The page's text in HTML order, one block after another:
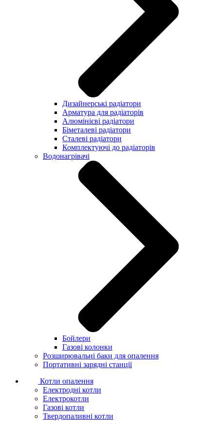
Дизайнерські радіатори
Арматура для радіаторів
Алюмінієві радіатори
Біметалеві радіатори
Сталеві радіатори
Комплектуючі до радіаторів
Водонагрівачі
Бойлери
Газові колонки
Розширювальні баки для опалення
Портативні зарядні станції
Котли опалення
Електродні котли
Електрокотли
Газові котли
Твердопаливні котли